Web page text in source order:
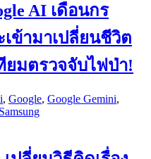
AI เดือนกร
ข้ามาเปลี่ยนชีวิต
ยมตรวจจับไฟป่า!
, Google, Google Gemini,
Samsung